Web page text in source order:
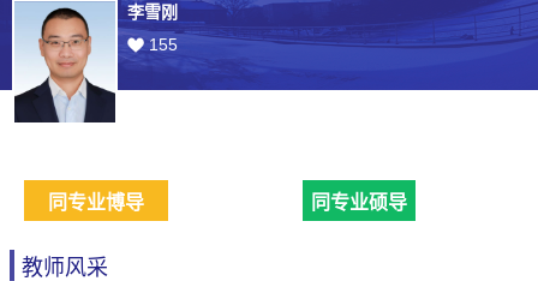
李雪刚
155
同专业博导 同专业硕导
教师风采